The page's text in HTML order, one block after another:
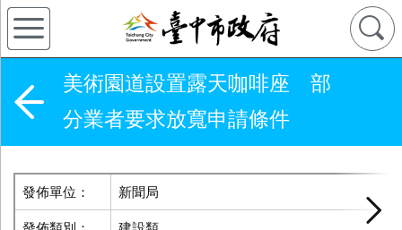
美術園道設置露天咖啡座 部
分業者要求放寬申請條件
發佈單位： 新聞局